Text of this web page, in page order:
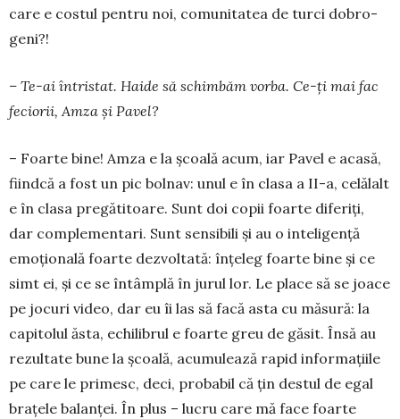
care e cos­­tul pen­tru noi, comu­ni­­­tatea de turci dobro­
geni?!
– Te-ai întristat. Hai­de să schimbăm vor­ba. Ce-ți mai fac
feciorii, Amza și Pavel?
– Foarte bine! Amza e la școală acum, iar Pavel e acasă,
fiindcă a fost un pic bolnav: unul e în clasa a II-a, celălalt
e în clasa pregătitoare. Sunt doi copii foarte diferiți,
dar complementari. Sunt sensibili și au o inteligență
emoțională foarte dezvoltată: înțeleg foarte bine și ce
simt ei, și ce se întâmplă în jurul lor. Le place să se joace
pe jocuri video, dar eu îi las să facă asta cu măsură: la
capitolul ăsta, echilibrul e foarte greu de găsit. Însă au
rezultate bune la școală, acumulează rapid informațiile
pe care le primesc, deci, probabil că țin destul de egal
brațele balanței. În plus – lucru care mă face foarte